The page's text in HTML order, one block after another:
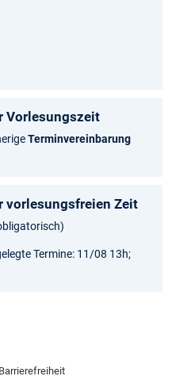
Vorlesungszeit
Terminvereinbarung
vorlesungsfreien Zeit
Termine: 11/08 13h;
Barrierefreiheit